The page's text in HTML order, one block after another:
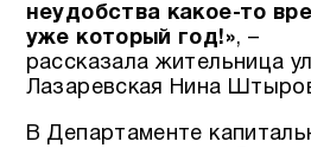
неудобства какое-то
уже который год!», –
рассказала жительница
Лазаревская Нина
В Департаменте